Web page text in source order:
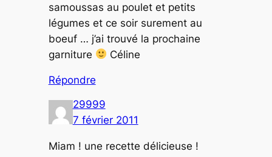
samoussas au poulet et petits
légumes et ce soir surement au
boeuf … j’ai trouvé la prochaine
garniture
Céline
Répondre
29999
7 février 2011
Miam ! une recette délicieuse !